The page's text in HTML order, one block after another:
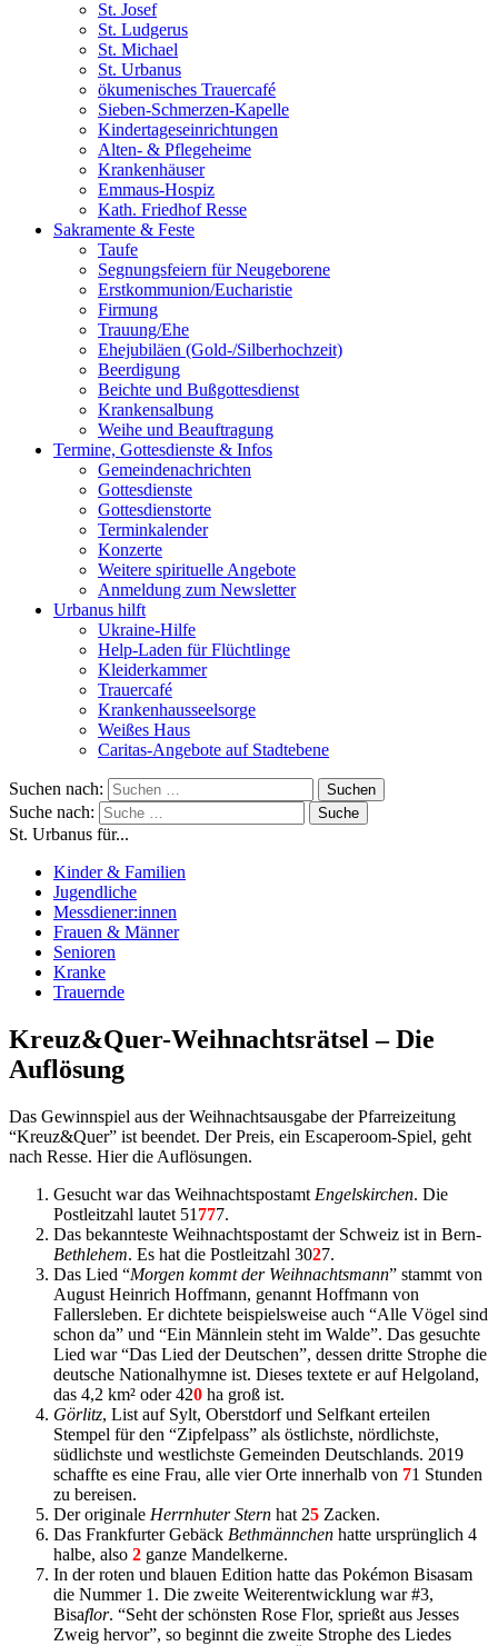
St. Josef
St. Ludgerus
St. Michael
St. Urbanus
ökumenisches Trauercafé
Sieben-Schmerzen-Kapelle
Kindertageseinrichtungen
Alten- & Pflegeheime
Krankenhäuser
Emmaus-Hospiz
Kath. Friedhof Resse
Sakramente & Feste
Taufe
Segnungsfeiern für Neugeborene
Erstkommunion/Eucharistie
Firmung
Trauung/Ehe
Ehejubiläen (Gold-/Silberhochzeit)
Beerdigung
Beichte und Bußgottesdienst
Krankensalbung
Weihe und Beauftragung
Termine, Gottesdienste & Infos
Gemeindenachrichten
Gottesdienste
Gottesdienstorte
Terminkalender
Konzerte
Weitere spirituelle Angebote
Anmeldung zum Newsletter
Urbanus hilft
Ukraine-Hilfe
Help-Laden für Flüchtlinge
Kleiderkammer
Trauercafé
Krankenhausseelsorge
Weißes Haus
Caritas-Angebote auf Stadtebene
Suchen nach:
Suche nach:
St. Urbanus für...
Kinder & Familien
Jugendliche
Messdiener:innen
Frauen & Männer
Senioren
Kranke
Trauernde
Kreuz&Quer-Weihnachtsrätsel – Die
Auflösung
Das Gewinnspiel aus der Weihnachtsausgabe der Pfarreizeitung
“Kreuz&Quer” ist beendet. Der Preis, ein Escaperoom-Spiel, geht
nach Resse. Hier die Auflösungen.
Gesucht war das Weihnachtspostamt Engelskirchen. Die
Postleitzahl lautet 51 777.
Das bekannteste Weihnachtspostamt der Schweiz ist in Bern-
Bethlehem. Es hat die Postleitzahl 3027.
Das Lied “Morgen kommt der Weihnachtsmann” stammt von
August Heinrich Hoffmann, genannt Hoffmann von
Fallersleben. Er dichtete beispielsweise auch “Alle Vögel sind
schon da” und “Ein Männlein steht im Walde”. Das gesuchte
Lied war “Das Lied der Deutschen”, dessen dritte Strophe die
deutsche Nationalhymne ist. Dieses textete er auf Helgoland,
das 4,2 km² oder 420 ha groß ist.
Görlitz, List auf Sylt, Oberstdorf und Selfkant erteilen
Stempel für den “Zipfelpass” als östlichste, nördlichste,
südlichste und westlichste Gemeinden Deutschlands. 2019
schaffte es eine Frau, alle vier Orte innerhalb von 71 Stunden
zu bereisen.
Der originale Herrnhuter Stern hat 25 Zacken.
Das Frankfurter Gebäck Bethmännchen hatte ursprünglich 4
halbe, also 2 ganze Mandelkerne.
In der roten und blauen Edition hatte das Pokémon Bisasam
die Nummer 1. Die zweite Weiterentwicklung war #3,
Bisaflor. “Seht der schönsten Rose Flor, sprießt aus Jesses
Zweig hervor”, so beginnt die zweite Strophe des Liedes